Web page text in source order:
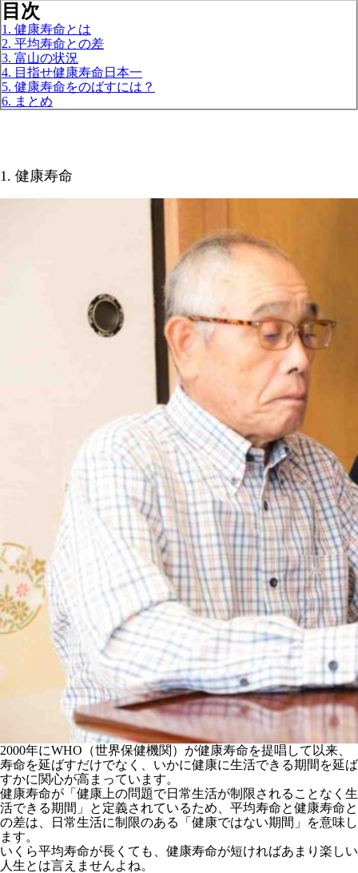
目次
1. 健康寿命とは
2. 平均寿命との差
3. 富山の状況
4. 目指せ健康寿命日本一
5. 健康寿命をのばすには？
6. まとめ
1. 健康寿命
2000年にWHO（世界保健機関）が健康寿命を提唱して以来、
寿命を延ばすだけでなく、いかに健康に生活できる期間を延ば
すかに関心が高まっています。
健康寿命が「健康上の問題で日常生活が制限されることなく生
活できる期間」と定義されているため、平均寿命と健康寿命と
の差は、日常生活に制限のある「健康ではない期間」を意味し
ます。
いくら平均寿命が長くても、健康寿命が短ければあまり楽しい
人生とは言えませんよね。